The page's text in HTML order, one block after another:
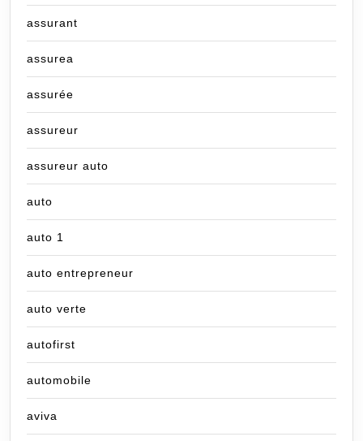
assurant
assurea
assurée
assureur
assureur auto
auto
auto 1
auto entrepreneur
auto verte
autofirst
automobile
aviva